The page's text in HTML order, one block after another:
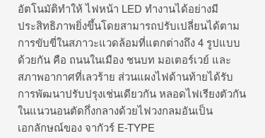
อัตโนมัติทำให้ ไฟหน้า LED ทำงานได้อย่างมี
ประสิทธิภาพยิ่งขึ้นโดยสามารถปรับเปลี่ยนได้ตาม
การขับขี่ในสภาวะแวดล้อมที่แตกต่างถึง 4 รูปแบบ
ด้วยกัน คือ ถนนในเมือง ชนบท มอเตอร์เวย์ และ
สภาพอากาศที่เลวร้าย ส่วนแผงไฟด้านท้ายได้รับ
การพัฒนาปรับปรุงเช่นเดียวกัน หลอดไฟเรียงตัวกัน
ในแนวนอนตัดกึ่งกลางด้วยไฟวงกลมอันเป็น
เอกลักษณ์ของ จากัวร์ E-TYPE